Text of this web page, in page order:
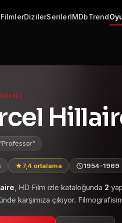
FilmlerDizilerSerilerIMDbTrend
Professor
7,4 ortalama 1954–1969
, HD Film izle kataloğunda 2
karşımıza çıkıyor.